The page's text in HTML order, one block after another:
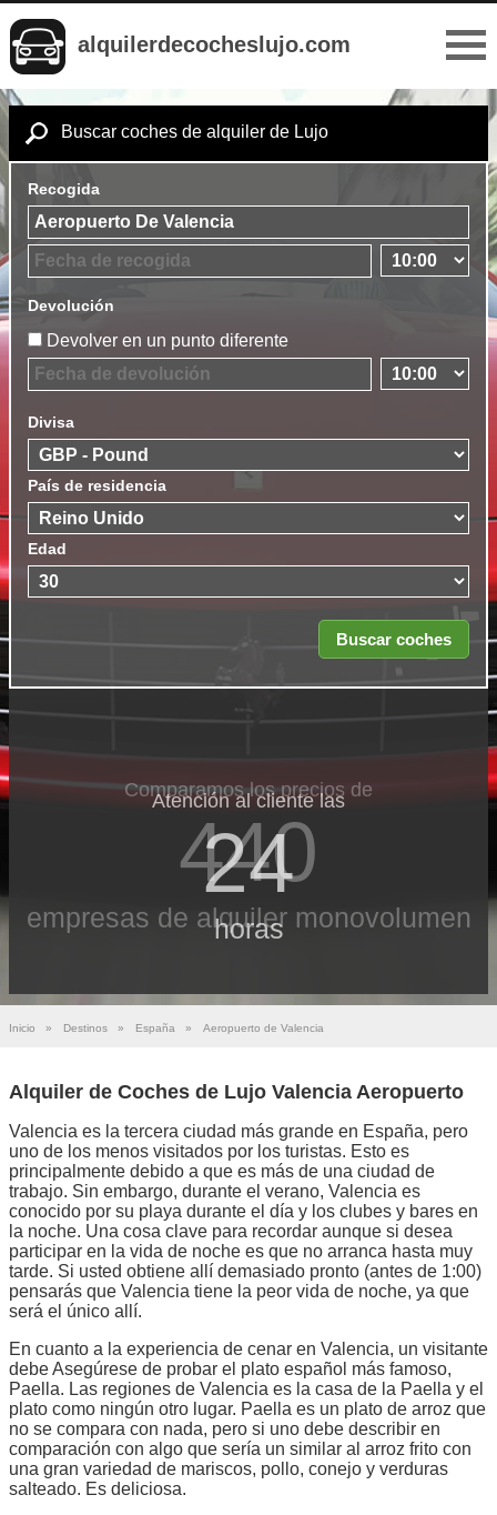
alquilerdecocheslujo.com
Buscar coches de alquiler de Lujo
Recogida
Devolución
Devolver en un punto diferente
Divisa
País de residencia
Edad
Comparamos los precios de
440
empresas de alquiler monovolumen
Atención al cliente las
24
horas
Inicio » Destinos » España » Aeropuerto de Valencia
Alquiler de Coches de Lujo Valencia Aeropuerto
Valencia es la tercera ciudad más grande en España, pero
uno de los menos visitados por los turistas. Esto es
principalmente debido a que es más de una ciudad de
trabajo. Sin embargo, durante el verano, Valencia es
conocido por su playa durante el día y los clubes y bares en
la noche. Una cosa clave para recordar aunque si desea
participar en la vida de noche es que no arranca hasta muy
tarde. Si usted obtiene allí demasiado pronto (antes de 1:00)
pensarás que Valencia tiene la peor vida de noche, ya que
será el único allí.
En cuanto a la experiencia de cenar en Valencia, un visitante
debe Asegúrese de probar el plato español más famoso,
Paella. Las regiones de Valencia es la casa de la Paella y el
plato como ningún otro lugar. Paella es un plato de arroz que
no se compara con nada, pero si uno debe describir en
comparación con algo que sería un similar al arroz frito con
una gran variedad de mariscos, pollo, conejo y verduras
salteado. Es deliciosa.